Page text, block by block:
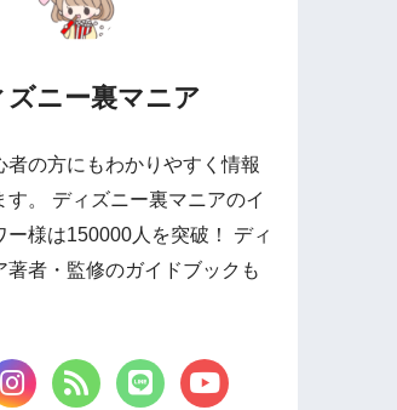
ズニー裏マニア
者の方にもわかりやすく情報
す。 ディズニー裏マニアのイ
ー様は150000人を突破！ ディ
著者・監修のガイドブックも